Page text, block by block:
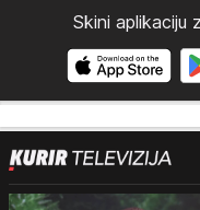
Skini aplikaciju